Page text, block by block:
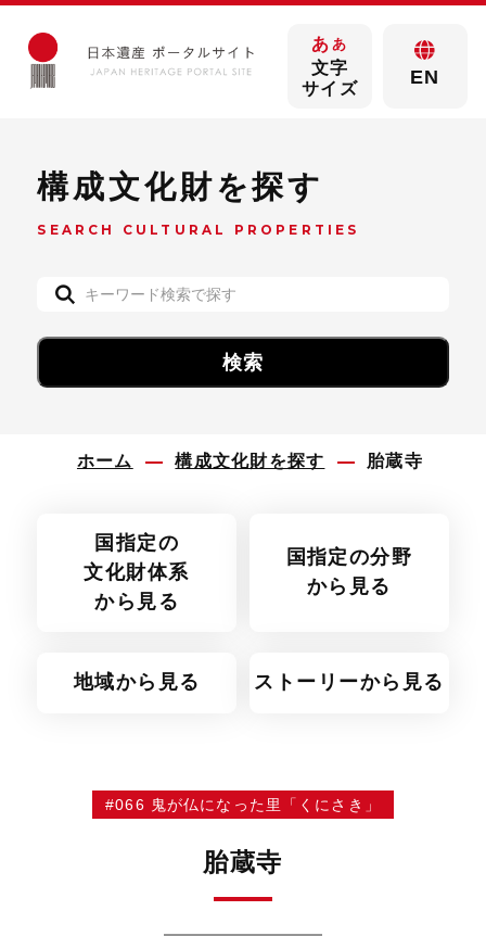
あ あ
文字
サイズ
EN
構成文化財を探す
SEARCH CULTURAL PROPERTIES
ホーム 構成文化財を探す 胎蔵寺
国指定の
文化財体系
から見る
国指定の分野
から見る
地域から見る ストーリーから見る
#066 鬼が仏になった里「くにさき」
胎蔵寺